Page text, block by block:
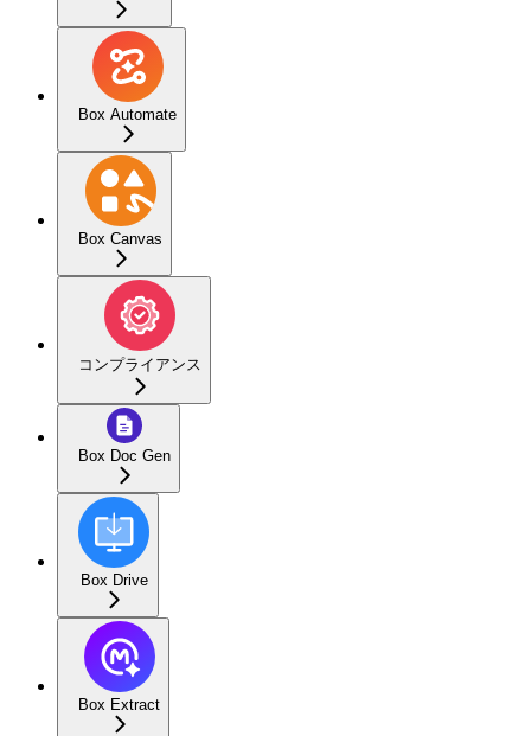
Box Automate
Box Canvas
コンプライアンス
Box Doc Gen
Box Drive
Box Extract